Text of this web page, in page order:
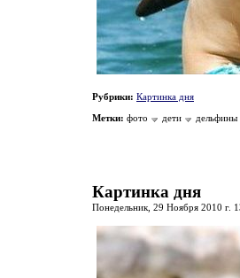
Рубрики: Картинка дня
Метки: фото дети дельфины
Картинка дня
Понедельник, 29 Ноября 2010 г.